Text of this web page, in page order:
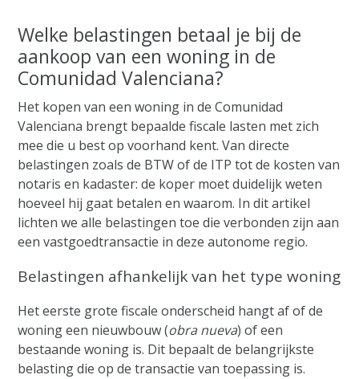
Welke belastingen betaal je bij de
aankoop van een woning in de
Comunidad Valenciana?
Het kopen van een woning in de Comunidad
Valenciana brengt bepaalde fiscale lasten met zich
mee die u best op voorhand kent. Van directe
belastingen zoals de BTW of de ITP tot de kosten van
notaris en kadaster: de koper moet duidelijk weten
hoeveel hij gaat betalen en waarom. In dit artikel
lichten we alle belastingen toe die verbonden zijn aan
een vastgoedtransactie in deze autonome regio.
Belastingen afhankelijk van het type woning
Het eerste grote fiscale onderscheid hangt af of de
woning een nieuwbouw (obra nueva) of een
bestaande woning is. Dit bepaalt de belangrijkste
belasting die op de transactie van toepassing is.